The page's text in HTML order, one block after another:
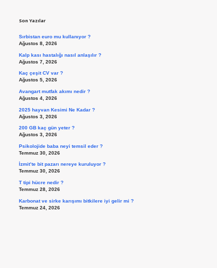
Son Yazılar
Sırbistan euro mu kullanıyor ?
Ağustos 8, 2026
Kalp kası hastalığı nasıl anlaşılır ?
Ağustos 7, 2026
Kaç çeşit CV var ?
Ağustos 5, 2026
Avangart mutfak akımı nedir ?
Ağustos 4, 2026
2025 hayvan Kesimi Ne Kadar ?
Ağustos 3, 2026
200 GB kaç gün yeter ?
Ağustos 3, 2026
Psikolojide baba neyi temsil eder ?
Temmuz 30, 2026
İzmit’te bit pazarı nereye kuruluyor ?
Temmuz 30, 2026
T tipi hücre nedir ?
Temmuz 28, 2026
Karbonat ve sirke karışımı bitkilere iyi gelir mi ?
Temmuz 24, 2026